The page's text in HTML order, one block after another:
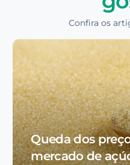
Confira os
Queda dos
mercado de